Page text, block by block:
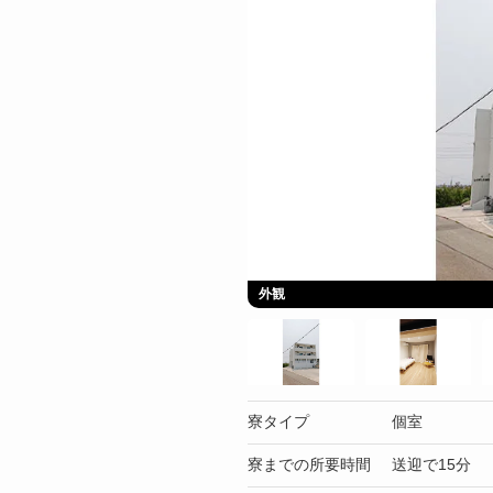
外観
寮タイプ 個室
寮までの所要時間 送迎で15分